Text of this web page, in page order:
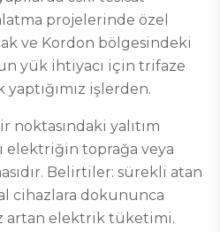
projelerinde özel
ve Kordon bölgesindeki
yük ihtiyacı için trifaze
işlerden.
noktasındaki yalıtım
elektriğin toprağa veya
Belirtiler: sürekli atan
cihazlara dokununca
artan elektrik tüketimi.